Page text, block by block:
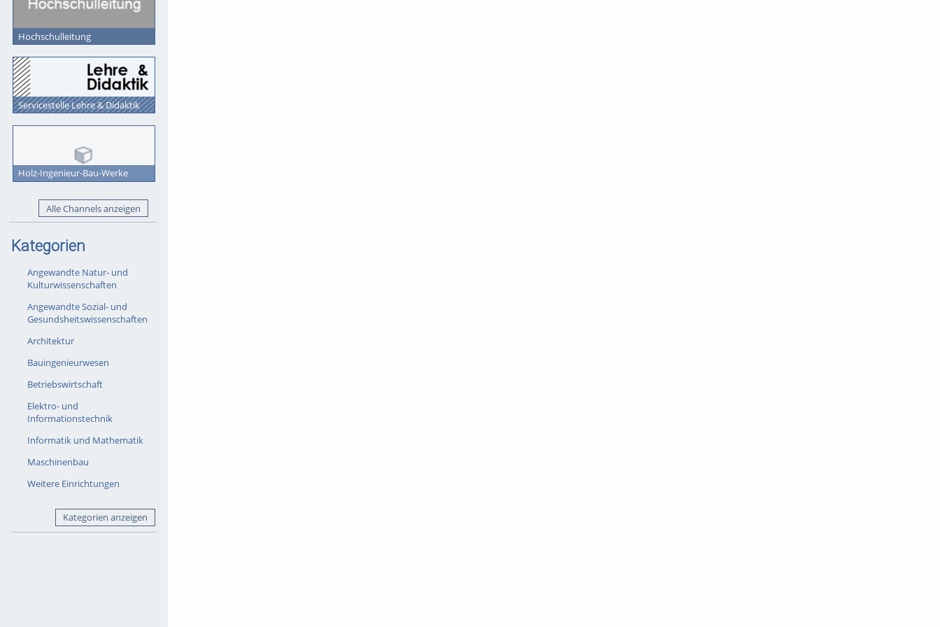
Hochschulleitung
Servicestelle Lehre & Didaktik
Holz-Ingenieur-Bau-Werke
Alle Channels anzeigen
Kategorien
Angewandte Natur- und
Kulturwissenschaften
Angewandte Sozial- und
Gesundsheitswissenschaften
Architektur
Bauingenieurwesen
Betriebswirtschaft
Elektro- und
Informationstechnik
Informatik und Mathematik
Maschinenbau
Weitere Einrichtungen
Kategorien anzeigen